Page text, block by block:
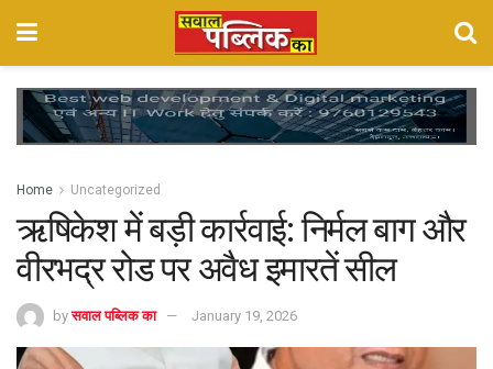
Home Uncategorized
ऋषिकेश में बड़ी कार्रवाई: निर्मल बाग और
वीरभद्र रोड पर अवैध इमारतें सील
by सवाल पब्लिक का January 19, 2026